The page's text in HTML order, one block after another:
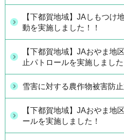
【下都賀地域】JAしもつけ
動を実施しました！！
【下都賀地域】JAおやま地
止パトロールを実施しました
雪害に対する農作物被害防
【下都賀地域】JAおやま地
ールを実施しました！